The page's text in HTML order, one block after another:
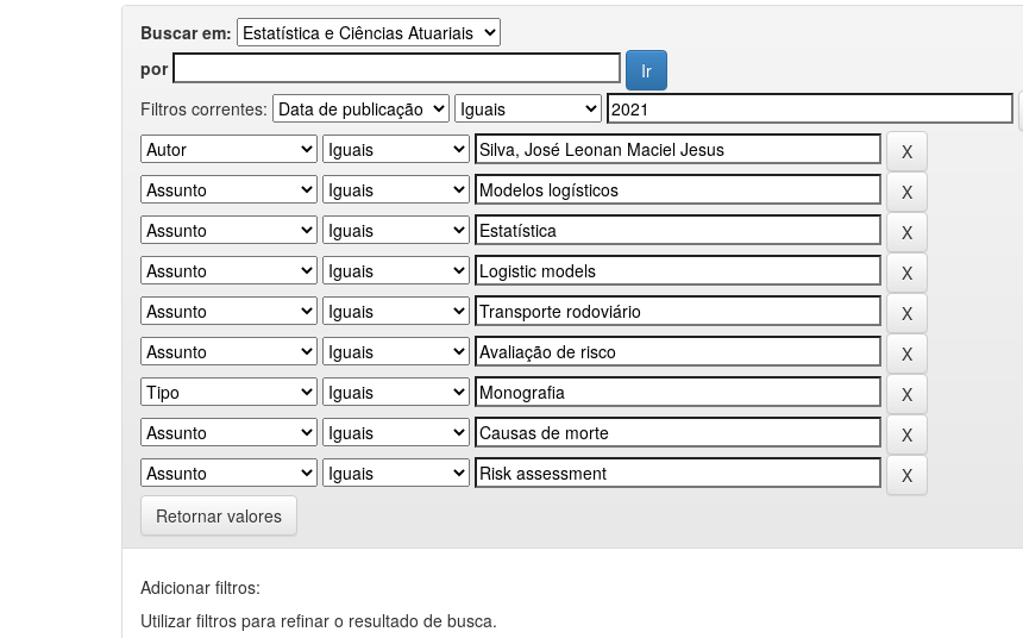
Buscar em:
por
Filtros correntes:
Retornar valores
Adicionar filtros:
Utilizar filtros para refinar o resultado de busca.